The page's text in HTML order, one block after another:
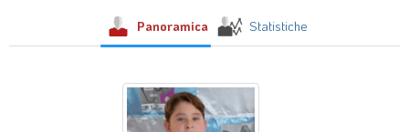
Panoramica Statistiche